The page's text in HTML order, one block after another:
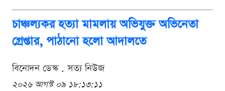
চাঞ্চল্যকর হত্যা মামলায় অভিযুক্ত অভিনেতা
গ্রেপ্তার, পাঠানো হলো আদালতে
বিনোদন ডেস্ক . সত্য নিউজ
২০২৬ আগস্ট ০৯ ১৮:১৩:১১